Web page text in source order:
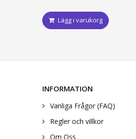
Lägg i varukorg
INFORMATION
Vanliga Frågor (FAQ)
Regler och villkor
Om Oss